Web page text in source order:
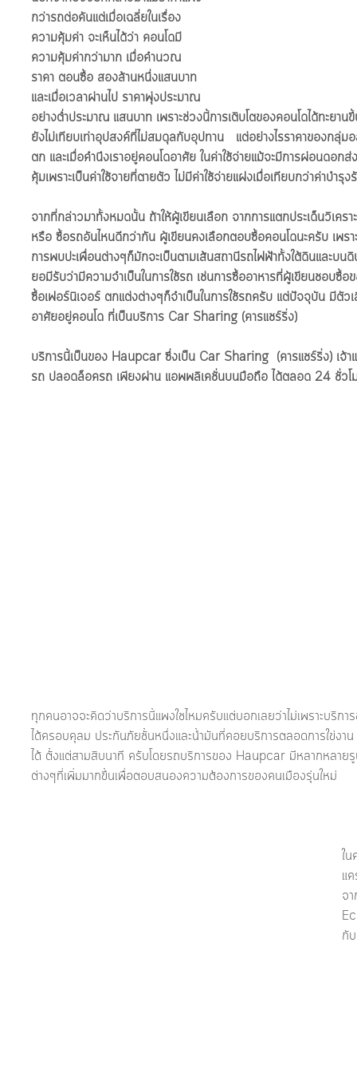
กว่ารถต่อคันแต่เมื่อเฉลี่ยในเรื่อง
ความคุ้มค่า จะเห็นได้ว่า คอนโดมี
ความคุ้มค่ากว่ามาก เมื่อคำนวณ
ราคา ตอนซื้อ สองล้านหนึ่งแสนบาท
และเมื่อเวลาผ่านไป ราคาพุ่งประมาณ
อย่างต่ำประมาณ แสนบาท เพราะช่วงนี้การเติบโตของคอนโดได้ทะยา
ยังไม่เทียบเท่าอุปสงค์ที่ไม่สมดุลกับอุปทาน   แต่อย่างไรราคาของกลุ่
ตก และเมื่อคำนึงเราอยู่คอนโดอาศัย ในค่าใช้จ่ายแม้จะมีการผ่อนดอก
คุ้มเพราะเป็นค่าใช้จายที่ตายตัว ไม่มีค่าใช้จ่ายแฝงเมื่อเทียบกว่าค่าบำ
จากที่กล่าวมาทั้งหมดนั้น ถ้าให้ผู้เขียนเลือก จากการแตกประเด็นวิเคร
หรือ ซื้อรถอันไหนดีกว่ากัน ผู้เขียนคงเลือกตอบซื้อคอนโดนะครับ เพร
การพบปะเพื่อนต่างๆก็มักจะเป็นตามเส้นสถานีรถไฟฟ้าทั้งใต้ดินและบน
ยอมีรับว่ามีความจำเป็นในการใช้รถ เช่นการซื้ออาหารที่ผู้เขียนชอบซื้อ
ซื้อเฟอร์นิเจอร์ ตกแต่งต่างๆก็จำเป็นในการใช้รถครับ แต่ปัจจุบัน มีตั
อาศัยอยู่คอนโด ที่เป็นบริการ Car Sharing (คารแชร์ริ่ง)
บริการนี้เป็นของ Haupcar ซึ่งเป็น Car Sharing  (คารแชร์ริ่ง) เจ้า
รถ ปลอดล็อครถ เพียงผ่าน แอพพลิเคชั่นบนมือถือ ได้ตลอด 24 ชั่วโ
ทุกคนอาจจะคิดว่าบริการนี้แพงใชไหมครับแต่บอกเลยว่าไม่เพราะบริก
ได้ครอบคุลม ประกันภัยชั้นหนึ่งและน้ำมันที่คอยบริการตลอดการใข่งา
ได้ ตั้งแต่สามสิบนาที ครับโดยรถบริการของ Haupcar มีหลากหลาย
ต่างๆที่เพิ่มมากขึ้นเพื่อตอบสนองความต้องการของคนเมืองรุ่นใหม่
ใ
แ
จ
กั